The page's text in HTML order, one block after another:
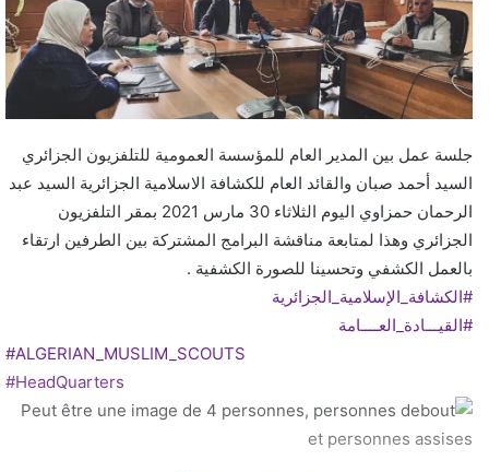
ل
ك
ر
ن
ا
جلسة عمل بين المدير العام للمؤسسة العمومية للتلفزيون الجزائري
السيد أحمد صبان والقائد العام للكشافة الاسلامية الجزائرية السيد عبد
الرحمان حمزاوي اليوم الثلاثاء 30 مارس 2021 بمقر التلفزيون
الجزائري وهذا لمتابعة مناقشة البرامج المشتركة بين الطرفين ارتقاء
بالعمل الكشفي وتحسينا للصورة الكشفية .
#الكشافة_الإسلامية_الجزائرية
#القيـــادة_العــــامة
#ALGERIAN_MUSLIM_SCOUTS
#HeadQuarters